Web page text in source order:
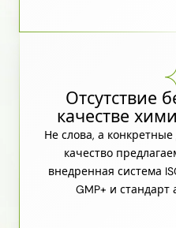
Отсутствие
качестве
Не слова, а
качество
внедренная система
GMP+ и стандарт